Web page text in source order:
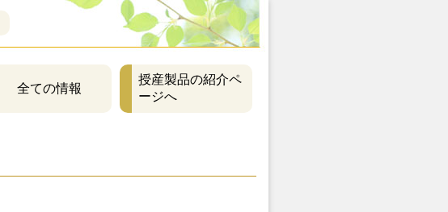
全ての情報
授産製品の紹介ペ
ージへ